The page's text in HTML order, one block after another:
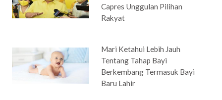
Capres Unggulan Pilihan
Rakyat
Mari Ketahui Lebih Jauh
Tentang Tahap Bayi
Berkembang Termasuk Bayi
Baru Lahir